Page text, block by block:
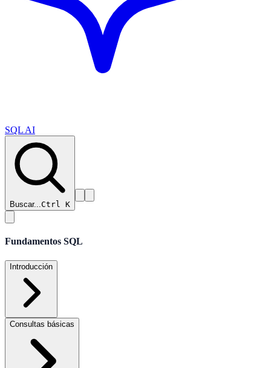
SQL AI
Buscar...Ctrl K
Fundamentos SQL
Introducción
Consultas básicas